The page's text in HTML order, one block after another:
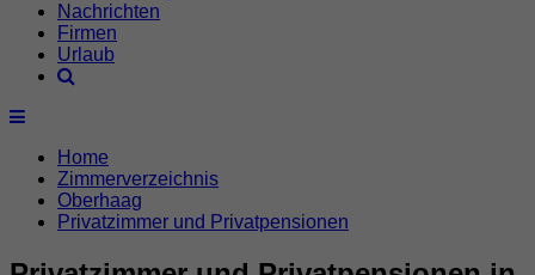
Nachrichten
Firmen
Urlaub
Home
Zimmerverzeichnis
Oberhaag
Privatzimmer und Privatpensionen